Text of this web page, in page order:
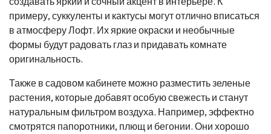
примеру, суккуленты и кактусы могут отлично вписаться
в атмосферу Лофт. Их яркие окраски и необычные
формы будут радовать глаз и придавать комнате
оригинальность.
Также в садовом кабинете можно разместить зеленые
растения, которые добавят особую свежесть и станут
натуральным фильтром воздуха. Например, эффектно
смотрятся папоротники, плющ и бегонии. Они хорошо